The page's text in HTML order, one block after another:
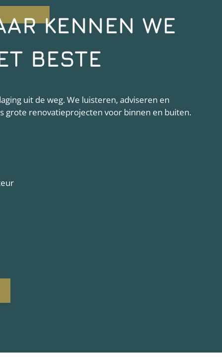
KENNEN WE
BESTE
uit de weg. We luisteren, adviseren en
grote renovatieprojecten voor binnen en buiten.